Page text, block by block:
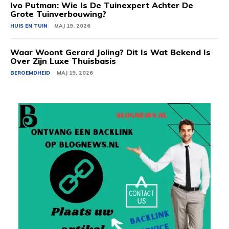
Ivo Putman: Wie Is De Tuinexpert Achter De
Grote Tuinverbouwing?
HUIS EN TUIN MAJ 19, 2026
Waar Woont Gerard Joling? Dit Is Wat Bekend Is
Over Zijn Luxe Thuisbasis
BEROEMDHEID MAJ 19, 2026